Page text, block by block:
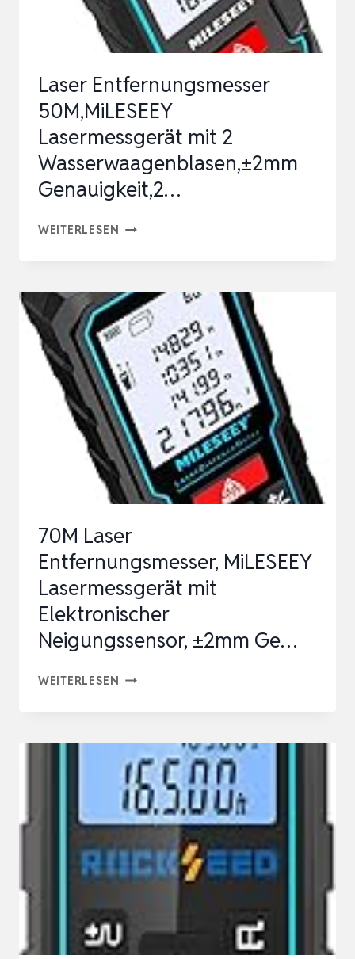
50
M,
IP65,
BLUET…
Laser Entfernungsmesser
50M,MiLESEEY
Lasermessgerät mit 2
Wasserwaagenblasen,±2mm
Genauigkeit,2…
WEITERLESEN LASER
LASERMESSGERÄT
MIT
WASSERWAAGENBLASEN,
±2MM
GENAUIGKEIT,2…
70M Laser
Entfernungsmesser, MiLESEEY
Lasermessgerät mit
Elektronischer
Neigungssensor, ±2mm Ge…
WEITERLESEN 70M
LASERMESSGERÄT
MIT
ELEKTRONISCHER
NEIGUNGSSENSOR,
±2MM